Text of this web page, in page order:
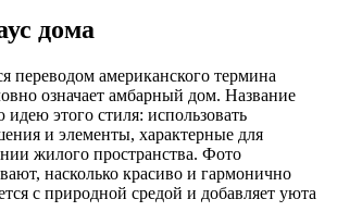
дома
переводом американского термина
означает амбарный дом. Название
этого стиля: использовать
и элементы, характерные для
жилого пространства. Фото
насколько красиво и гармонично
с природной средой и добавляет уюта